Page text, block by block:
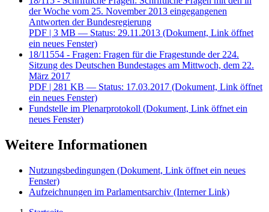
der Woche vom 25. November 2013 eingegangenen
Antworten der Bundesregierung
PDF | 3 MB — Status: 29.11.2013 (Dokument, Link öffnet
ein neues Fenster)
18/11554 - Fragen: Fragen für die Fragestunde der 224.
Sitzung des Deutschen Bundestages am Mittwoch, dem 22.
März 2017
PDF | 281 KB — Status: 17.03.2017 (Dokument, Link öffnet
ein neues Fenster)
Fundstelle im Plenarprotokoll (Dokument, Link öffnet ein
neues Fenster)
Weitere Informationen
Nutzungsbedingungen (Dokument, Link öffnet ein neues
Fenster)
Aufzeichnungen im Parlamentsarchiv (Interner Link)